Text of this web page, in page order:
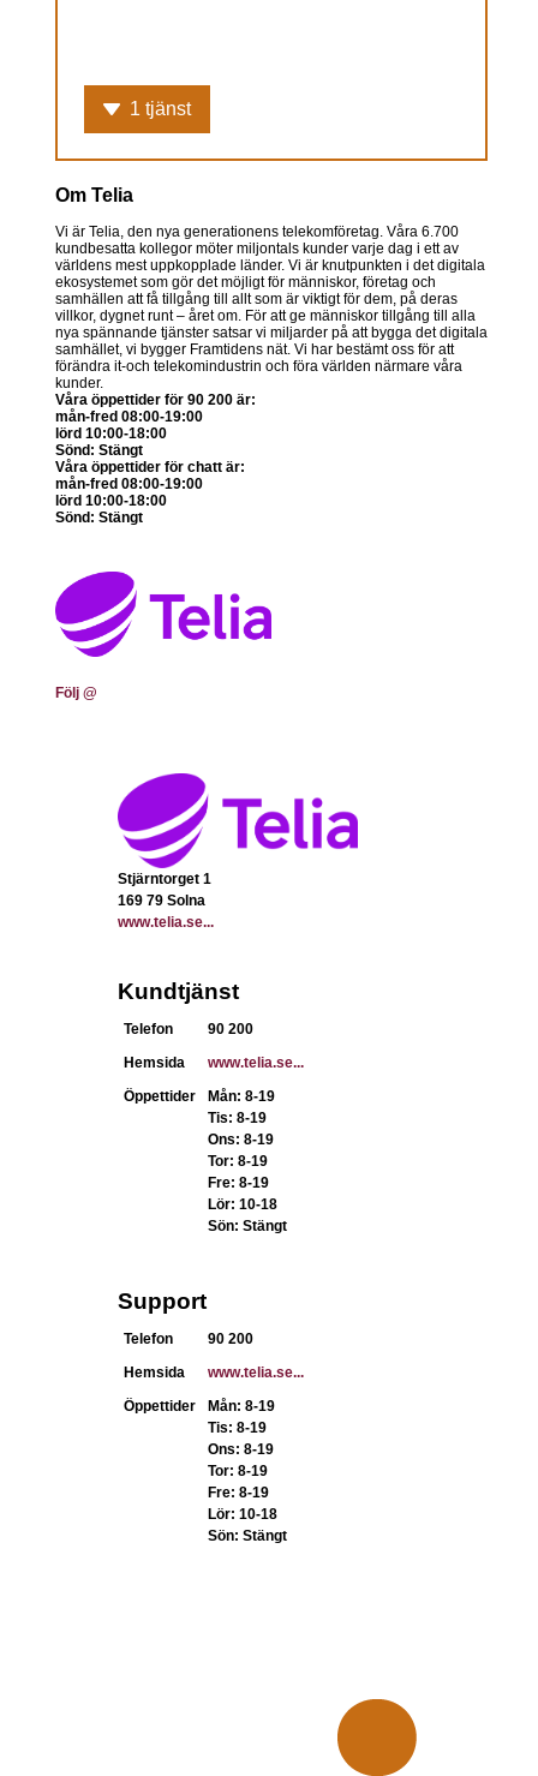
1 tjänst
Om Telia
Vi är Telia, den nya generationens telekomföretag. Våra 6.700
kundbesatta kollegor möter miljontals kunder varje dag i ett av
världens mest uppkopplade länder. Vi är knutpunkten i det digitala
ekosystemet som gör det möjligt för människor, företag och
samhällen att få tillgång till allt som är viktigt för dem, på deras
villkor, dygnet runt – året om. För att ge människor tillgång till alla
nya spännande tjänster satsar vi miljarder på att bygga det digitala
samhället, vi bygger Framtidens nät. Vi har bestämt oss för att
förändra it-och telekomindustrin och föra världen närmare våra
kunder.
Våra öppettider för 90 200 är:
mån-fred 08:00-19:00
lörd 10:00-18:00
Sönd: Stängt
Våra öppettider för chatt är:
mån-fred 08:00-19:00
lörd 10:00-18:00
Sönd: Stängt
Följ @
Stjärntorget 1
169 79 Solna
www.telia.se...
Kundtjänst
Telefon
90 200
Hemsida
www.telia.se...
Öppettider
Mån: 8-19
Tis: 8-19
Ons: 8-19
Tor: 8-19
Fre: 8-19
Lör: 10-18
Sön: Stängt
Support
Telefon
90 200
Hemsida
www.telia.se...
Öppettider
Mån: 8-19
Tis: 8-19
Ons: 8-19
Tor: 8-19
Fre: 8-19
Lör: 10-18
Sön: Stängt